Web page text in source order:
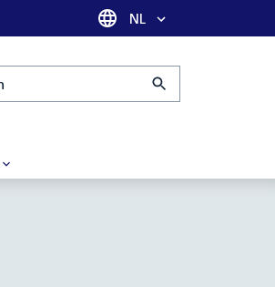
Taal selectie
NL